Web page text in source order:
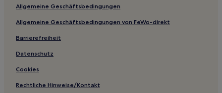
Hotels nahe Brownfield Family Aquatic Center
Oklaunion Hotels
Hotels nahe U-Drop Inn
Hotels nahe Heart of West Texas Museum
Hemphill County: Hotels
Boys Ranch Hotels
Allgemeine Geschäftsbedingungen
Allgemeine Geschäftsbedingungen von FeWo-direkt
Barrierefreiheit
Datenschutz
Cookies
Rechtliche Hinweise/Kontakt